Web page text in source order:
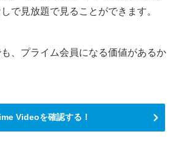
で見放題で見ることができます。
、プライム会員になる価値があるか
Videoを確認する！